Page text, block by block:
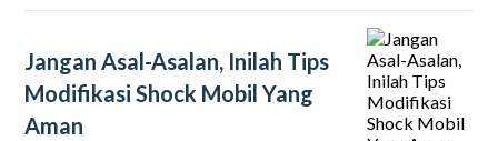
Jangan Asal-Asalan, Inilah Tips
Modifikasi Shock Mobil Yang
Aman